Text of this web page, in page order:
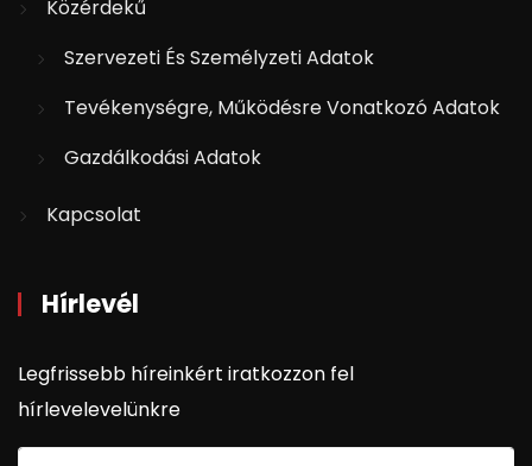
Közérdekű
Szervezeti És Személyzeti Adatok
Tevékenységre, Működésre Vonatkozó Adatok
Gazdálkodási Adatok
Kapcsolat
Hírlevél
Legfrissebb híreinkért iratkozzon fel
hírlevelevelünkre